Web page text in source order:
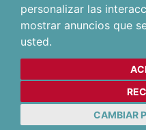
personalizar las
mostrar anuncios que
usted.
CAMBIAR